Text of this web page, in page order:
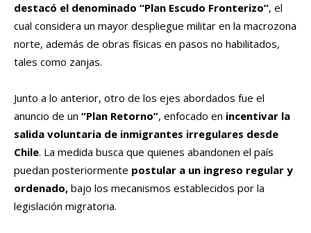
destacó el denominado “Plan Escudo Fronterizo”, el
cual considera un mayor despliegue militar en la macrozona
norte, además de obras físicas en pasos no habilitados,
tales como zanjas.
Junto a lo anterior, otro de los ejes abordados fue el
anuncio de un “Plan Retorno”, enfocado en incentivar la
salida voluntaria de inmigrantes irregulares desde
Chile. La medida busca que quienes abandonen el país
puedan posteriormente postular a un ingreso regular y
ordenado, bajo los mecanismos establecidos por la
legislación migratoria.